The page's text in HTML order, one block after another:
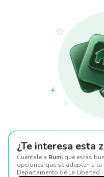
¿Te interesa esta
Cuéntale a Rumi qué estás
opciones que se adapten a
Departamento de La Libertad.